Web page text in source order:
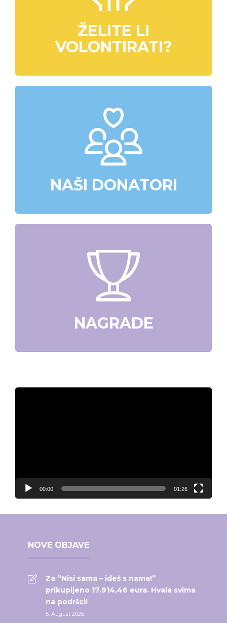
ŽELITE LI
VOLONTIRATI?
NAŠI DONATORI
NAGRADE
00:00 01:26
NOVE OBJAVE
Za “Nisi sama – ideš s nama!”
prikupljeno 17.914,46 eura. Hvala svima
na podršci!
5. August 2026.